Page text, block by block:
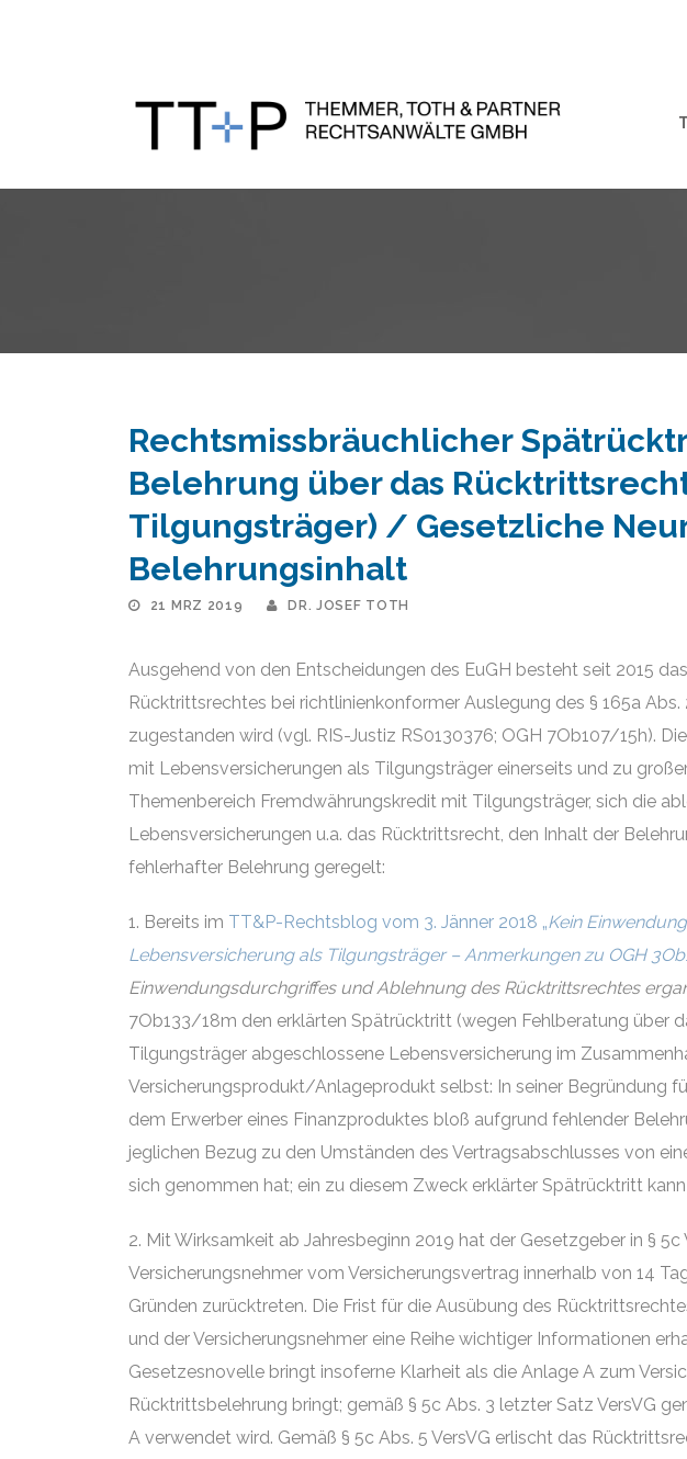
Rechtsmissbräuchlicher
Belehrung über das
Tilgungsträger) / Gesetzliche
Belehrungsinhalt
21 MRZ 2019 DR. JOSEF TOTH
Ausgehend von den Entscheidungen des EuGH besteht seit 2015
Rücktrittsrechtes bei richtlinienkonformer Auslegung des § 165a
zugestanden wird (vgl. RIS-Justiz RS0130376; OGH 7Ob107/15h).
mit Lebensversicherungen als Tilgungsträger einerseits und zu
Themenbereich Fremdwährungskredit mit Tilgungsträger, sich die
Lebensversicherungen u.a. das Rücktrittsrecht, den Inhalt der
fehlerhafter Belehrung geregelt:
1. Bereits im TT&P-Rechtsblog vom 3. Jänner 2018 „Kein
Lebensversicherung als Tilgungsträger – Anmerkungen zu OGH
Einwendungsdurchgriffes und Ablehnung des Rücktrittsrechtes
7Ob133/18m den erklärten Spätrücktritt (wegen Fehlberatung über
Tilgungsträger abgeschlossene Lebensversicherung im
Versicherungsprodukt/Anlageprodukt selbst: In seiner Begründung
dem Erwerber eines Finanzproduktes bloß aufgrund fehlender
jeglichen Bezug zu den Umständen des Vertragsabschlusses von
sich genommen hat; ein zu diesem Zweck erklärter Spätrücktritt
2. Mit Wirksamkeit ab Jahresbeginn 2019 hat der Gesetzgeber in §
Versicherungsnehmer vom Versicherungsvertrag innerhalb von 14
Gründen zurücktreten. Die Frist für die Ausübung des
und der Versicherungsnehmer eine Reihe wichtiger Informationen
Gesetzesnovelle bringt insoferne Klarheit als die Anlage A zum
Rücktrittsbelehrung bringt; gemäß § 5c Abs. 3 letzter Satz VersVG
A verwendet wird. Gemäß § 5c Abs. 5 VersVG erlischt das